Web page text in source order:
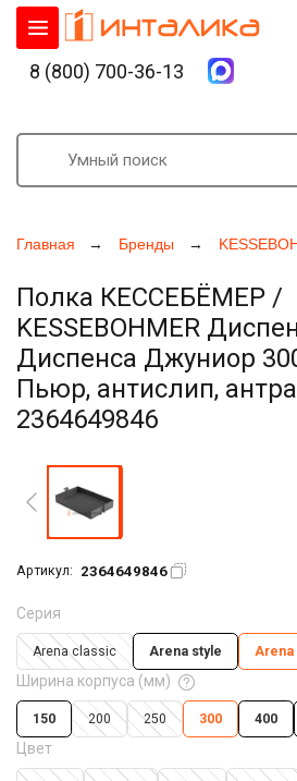
Главная Бренды
Полка КЕССЕБЁМЕР /
KESSEBOHMER
Диспенса Джуниор
Пьюр, антислип,
2364649846
Артикул: 2364649846
Серия
Arena classic Arena style Arena
Ширина корпуса (мм)
150 200 250 300 400
Цвет
8 (800) 700-36-13